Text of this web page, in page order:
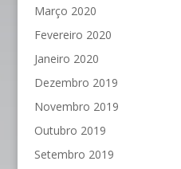
Março 2020
Fevereiro 2020
Janeiro 2020
Dezembro 2019
Novembro 2019
Outubro 2019
Setembro 2019